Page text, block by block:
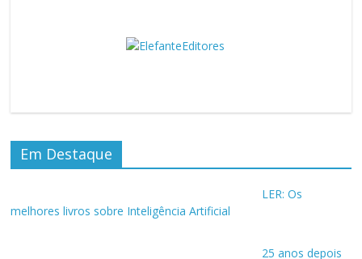
Em Destaque
LER: Os
melhores livros sobre Inteligência Artificial
25 anos depois